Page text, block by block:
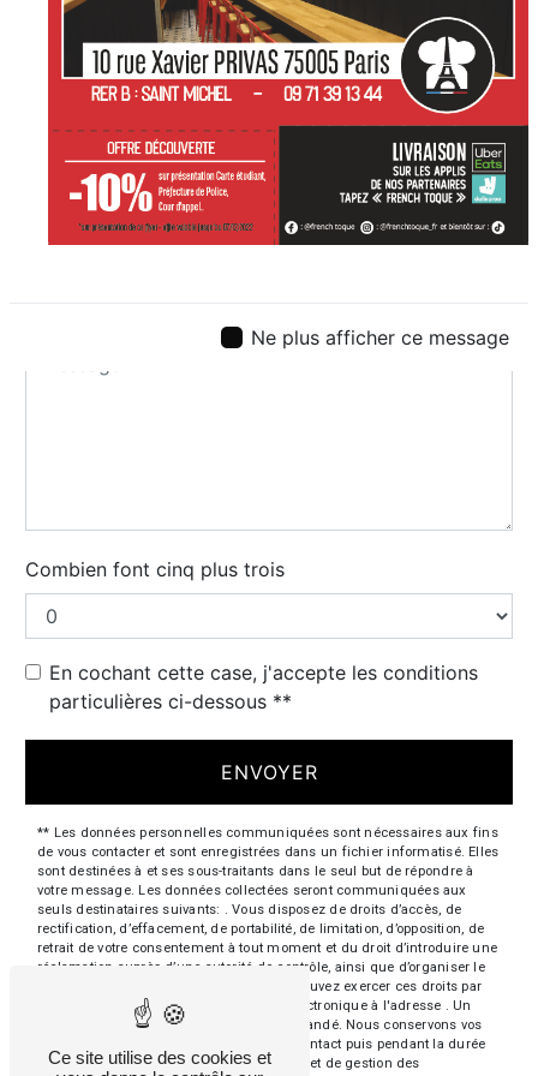
Ne plus afficher ce message
Combien font cinq plus trois
En cochant cette case, j'accepte les conditions
particulières ci-dessous **
ENVOYER
** Les données personnelles communiquées sont nécessaires aux fins
de vous contacter et sont enregistrées dans un fichier informatisé. Elles
sont destinées à et ses sous-traitants dans le seul but de répondre à
votre message. Les données collectées seront communiquées aux
seuls destinataires suivants: . Vous disposez de droits d’accès, de
rectification, d’effacement, de portabilité, de limitation, d’opposition, de
retrait de votre consentement à tout moment et du droit d’introduire une
réclamation auprès d’une autorité de contrôle, ainsi que d’organiser le
sort de vos données post-mortem. Vous pouvez exercer ces droits par
voie postale à l'adresse ou par courrier électronique à l'adresse . Un
justificatif d'identité pourra vous être demandé. Nous conservons vos
données pendant la période de prise de contact puis pendant la durée
de prescription légale aux fins probatoires et de gestion des
Ce site utilise des cookies et